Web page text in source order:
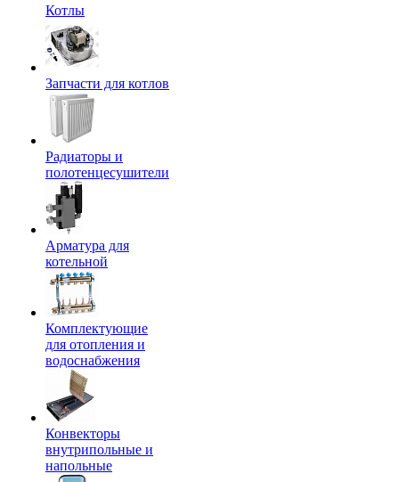
Котлы
Запчасти для котлов
Радиаторы и
полотенцесушители
Арматура для
котельной
Комплектующие
для отопления и
водоснабжения
Конвекторы
внутрипольные и
напольные